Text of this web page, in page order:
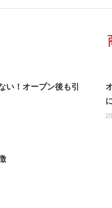
い！オープン後も引